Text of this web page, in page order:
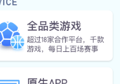
酶解反应器可设计自动的控制系
整PH值并提供搅拌混合等保持酶